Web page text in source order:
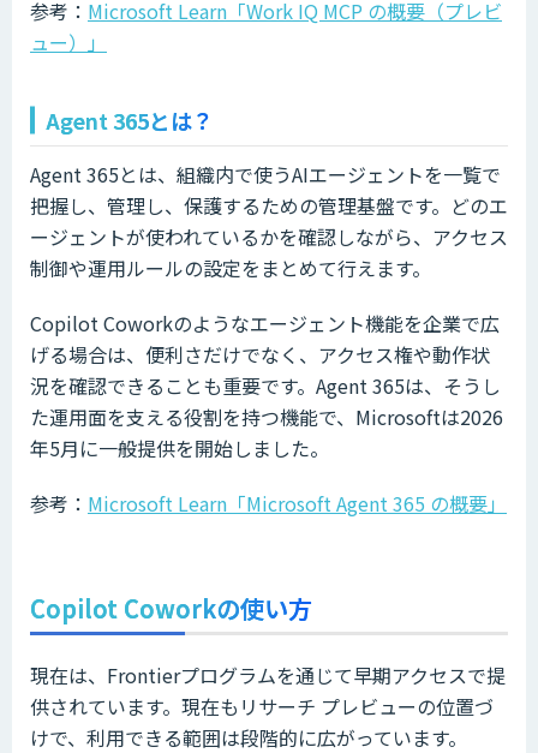
参考： Microsoft Learn「Work IQ MCP の概要（プレビ
ュー）」
Agent 365とは？
Agent 365とは、組織内で使うAIエージェントを一覧で
把握し、管理し、保護するための管理基盤です。どのエ
ージェントが使われているかを確認しながら、アクセス
制御や運用ルールの設定をまとめて行えます。
Copilot Coworkのようなエージェント機能を企業で広
げる場合は、便利さだけでなく、アクセス権や動作状
況を確認できることも重要です。Agent 365は、そうし
た運用面を支える役割を持つ機能で、Microsoftは2026
年5月に一般提供を開始しました。
参考： Microsoft Learn「Microsoft Agent 365 の概要」
Copilot Coworkの使い方
現在は、Frontierプログラムを通じて早期アクセスで提
供されています。現在もリサーチ プレビューの位置づ
けで、利用できる範囲は段階的に広がっています。